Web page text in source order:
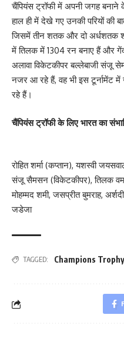
चैंपियंस ट्रॉफी में अपनी जगह
हाल ही में देखे गए उनकी परियों की
जिसमें तीन शतक और दो अर्धशतक
में तिलक में 1304 रन बनाए हैं और
अलावा विकेटकीपर बल्लेबाजी संजू
नजर आ रहे हैं, वह भी इस टूर्नामेंट में
रहे हैं।
चैंपियंस ट्रॉफी के लिए भारत का
रोहित शर्मा (कप्तान), यशस्वी
संजू सैमसन (विकेटकीपर), तिलक वर्मा,
मोहम्मद शमी, जसप्रीत बुमराह,
जडेजा
TAGGED: Champions